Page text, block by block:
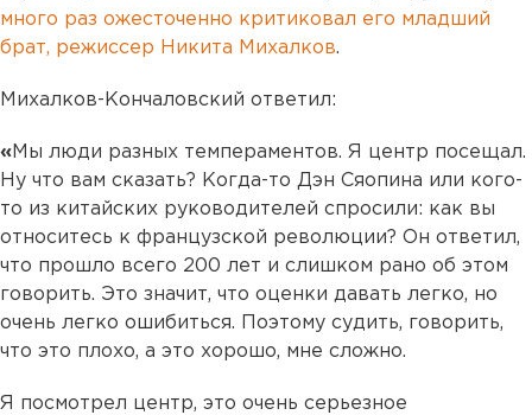
много раз ожесточенно критиковал его младший
брат, режиссер Никита Михалков.
Михалков-Кончаловский ответил:
« Мы люди разных темпераментов. Я центр посещал.
Ну что вам сказать? Когда-то Дэн Сяопина или кого-
то из китайских руководителей спросили: как вы
относитесь к французской революции? Он ответил,
что прошло всего 200 лет и слишком рано об этом
говорить. Это значит, что оценки давать легко, но
очень легко ошибиться. Поэтому судить, говорить,
что это плохо, а это хорошо, мне сложно.
Я посмотрел центр, это очень серьезное